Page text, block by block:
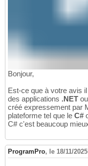
Bonjour,
Est-ce que à votre avis
des applications .NET
créé expressement par
plateforme tel que le C#
C# c'est beaucoup
ProgramPro, le 18/11/